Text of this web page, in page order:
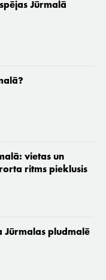
Jūrmalā
vietas un
ritms pieklusis
Jūrmalas pludmalē